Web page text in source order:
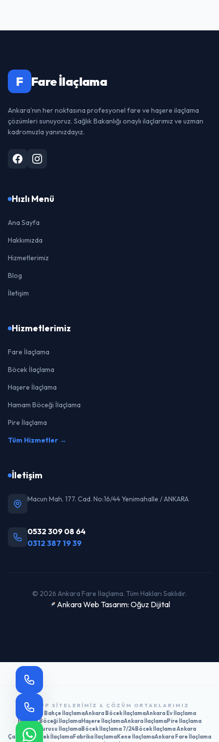
F Fare İlaçlama
Ankara'nın her noktasına profesyonel fare ve haşere ilaçlama
çözümleri sunuyoruz. Sağlık Bakanlığı onaylı ilaçlarımız ve uzman
kadromuzla yanınızdayız.
Hızlı Menü
Ana Sayfa
Hakkımızda
Hizmetlerimiz
Blog
İletişim
Hizmetlerimiz
Fare İlaçlama
Böcek İlaçlama
Haşere İlaçlama
Hamam Böceği İlaçlama
Pire İlaçlama
Tüm Hizmetler →
İletişim
Macun Mah. 177. Cad. No:16/44 Yenimahalle / ANKARA
0532 309 08 64
0312 387 19 39
© 2026 Ankara Fare İlaçlama. Tüm Hakları Saklıdır.
Ankara Web Tasarım: Oğuz Dijital
GRUP SITELERIMIZ & ÇÖZÜM ORTAKLARIMIZ
Ankara Bahçe İlaçlamaAnkara Böcek İlaçlamaAnkara Ev İlaçlama
Hamam Böceği İlaçlamaHaşere İlaçlamaAnkara İlaçlamaPire İlaçlama
Tahtakurusu İlaçlamaBöcek İlaçlama 7/24Böcek İlaçlama Ankara
Çankaya Böcek İlaçlamaFabrika İlaçlamaKene İlaçlamaAnkara Fare İlaçlama